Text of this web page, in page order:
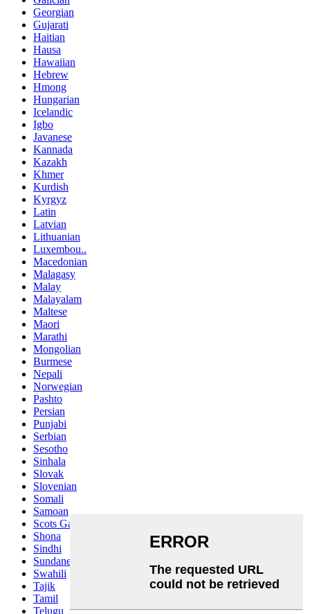
Georgian
Gujarati
Haitian
Hausa
Hawaiian
Hebrew
Hmong
Hungarian
Icelandic
Igbo
Javanese
Kannada
Kazakh
Khmer
Kurdish
Kyrgyz
Latin
Latvian
Lithuanian
Luxembou..
Macedonian
Malagasy
Malay
Malayalam
Maltese
Maori
Marathi
Mongolian
Burmese
Nepali
Norwegian
Pashto
Persian
Punjabi
Serbian
Sesotho
Sinhala
Slovak
Slovenian
Somali
Samoan
Scots Gaelic
Shona
Sindhi
Sundanese
Swahili
Tajik
Tamil
Telugu